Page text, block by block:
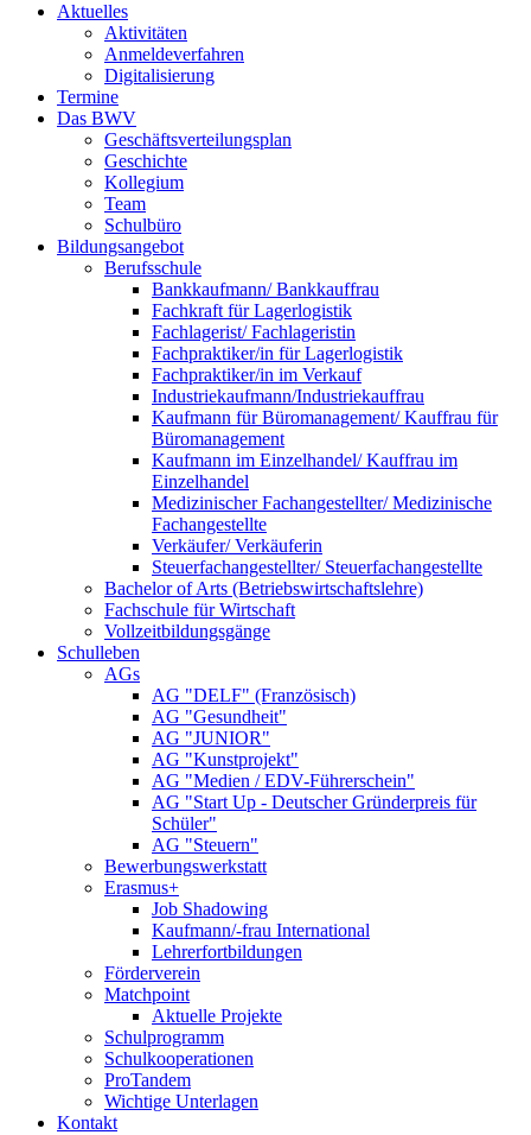
Aktuelles
Aktivitäten
Anmeldeverfahren
Digitalisierung
Termine
Das BWV
Geschäftsverteilungsplan
Geschichte
Kollegium
Team
Schulbüro
Bildungsangebot
Berufsschule
Bankkaufmann/ Bankkauffrau
Fachkraft für Lagerlogistik
Fachlagerist/ Fachlageristin
Fachpraktiker/in für Lagerlogistik
Fachpraktiker/in im Verkauf
Industriekaufmann/Industriekauffrau
Kaufmann für Büromanagement/ Kauffrau für
Büromanagement
Kaufmann im Einzelhandel/ Kauffrau im
Einzelhandel
Medizinischer Fachangestellter/ Medizinische
Fachangestellte
Verkäufer/ Verkäuferin
Steuerfachangestellter/ Steuerfachangestellte
Bachelor of Arts (Betriebswirtschaftslehre)
Fachschule für Wirtschaft
Vollzeitbildungsgänge
Schulleben
AGs
AG "DELF" (Französisch)
AG "Gesundheit"
AG "JUNIOR"
AG "Kunstprojekt"
AG "Medien / EDV-Führerschein"
AG "Start Up - Deutscher Gründerpreis für
Schüler"
AG "Steuern"
Bewerbungswerkstatt
Erasmus+
Job Shadowing
Kaufmann/-frau International
Lehrerfortbildungen
Förderverein
Matchpoint
Aktuelle Projekte
Schulprogramm
Schulkooperationen
ProTandem
Wichtige Unterlagen
Kontakt